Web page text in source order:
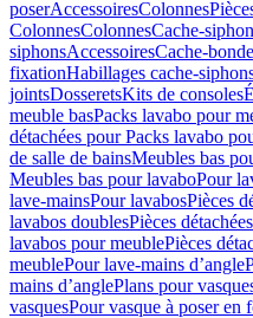
poserAccessoiresColonnes
ColonnesColonnesCache-
siphonsAccessoiresCache-
fixationHabillages cache-
jointsDosseretsKits de consoles
meuble basPacks lavabo pour
détachées pour Packs lavabo
de salle de bainsMeubles bas
Meubles bas pour lavaboPour
lave-mainsPour lavabosPièces
lavabos doublesPièces
lavabos pour meublePièces
meublePour lave-mains d’angle
mains d’anglePlans pour
vasquesPour vasque à poser en